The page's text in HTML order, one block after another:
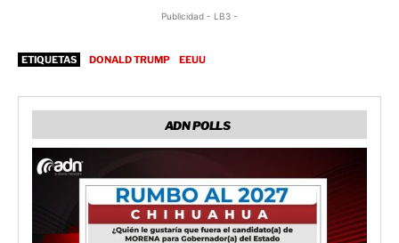
Publicidad - LB3 -
ETIQUETAS DONALD TRUMP EEUU
ADN POLLS